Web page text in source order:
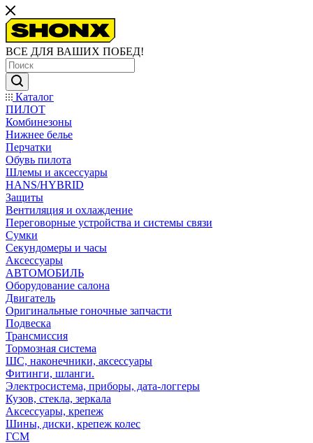
ВСЕ ДЛЯ ВАШИХ ПОБЕД!
Каталог
ПИЛОТ
Комбинезоны
Нижнее белье
Перчатки
Обувь пилота
Шлемы и аксессуары
HANS/HYBRID
Защиты
Вентиляция и охлаждение
Переговорные устройства и системы связи
Сумки
Секундомеры и часы
Аксессуары
АВТОМОБИЛЬ
Оборудование салона
Двигатель
Оригинальные гоночные запчасти
Подвеска
Трансмиссия
Тормозная система
ШС, наконечники, аксессуары
Фитинги, шланги.
Электросистема, приборы, дата-логгеры
Кузов, стекла, зеркала
Аксессуары, крепеж
Шины, диски, крепеж колес
ГСМ